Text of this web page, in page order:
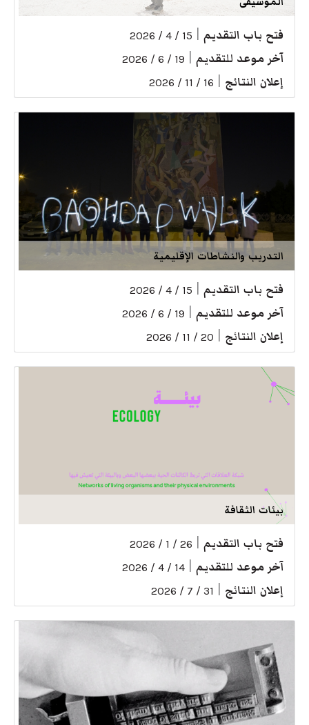
فتح باب التقديم 15 / 4 / 2026
آخر موعد للتقديم 19 / 6 / 2026
إعلان النتائج 16 / 11 / 2026
التدريب والنشاطات الإقليمية
فتح باب التقديم 15 / 4 / 2026
آخر موعد للتقديم 19 / 6 / 2026
إعلان النتائج 20 / 11 / 2026
بيئات الثقافة
فتح باب التقديم 26 / 1 / 2026
آخر موعد للتقديم 14 / 4 / 2026
إعلان النتائج 31 / 7 / 2026